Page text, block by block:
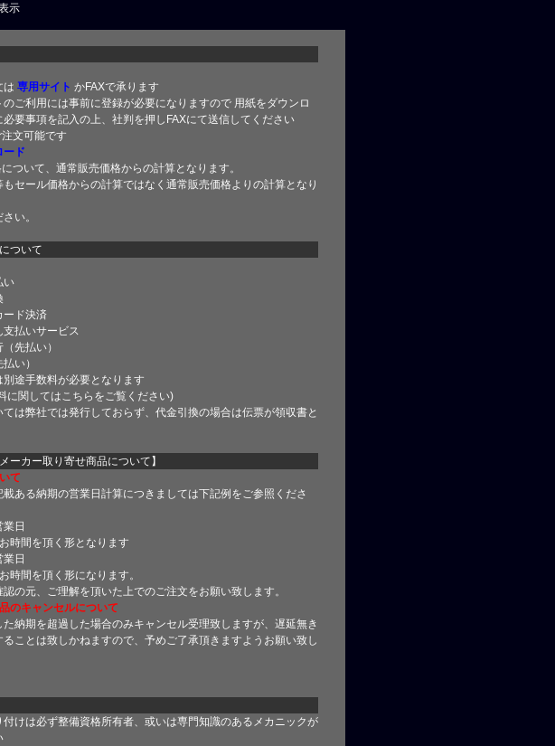
示
は 専用サイト かFAXで承ります
ご利用には事前に登録が必要になりますので 用紙をダウンロ
必要事項を記入の上、社判を押しFAXにて送信してください
文可能です
ード
ついて、通常販売価格からの計算となります。
もセール価格からの計算ではなく通常販売価格よりの計算となり
い。
ついて
い
ード決済
支払いサービス
先払い）
い）
別途手数料が必要となります
に関しては こちら をご覧ください)
ては弊社では発行しておらず、代金引換の場合は伝票が領収書と
ーカー取り寄せ商品について】
て
ある納期の営業日計算につきましては下記例をご参照くださ
日
時間を頂く形となります
日
時間を頂く形になります。
の元、ご理解を頂いた上でのご注文をお願い致します。
のキャンセルについて
た納期を超過した場合のみキャンセル受理致しますが、遅延無き
ことは致しかねますので、予めご了承頂きますようお願い致し
付けは必ず整備資格所有者、或いは専門知識のあるメカニックが